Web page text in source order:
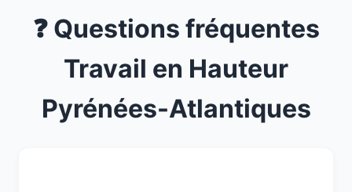
❓ Questions fréquentes
Travail en Hauteur
Pyrénées-Atlantiques